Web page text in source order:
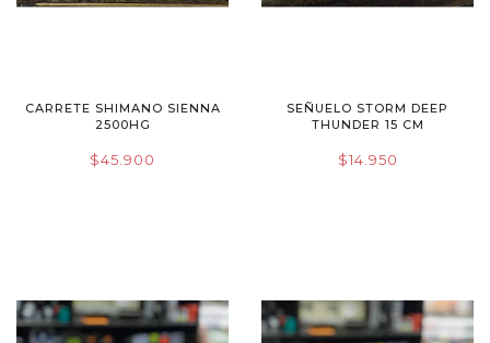
CARRETE SHIMANO SIENNA
2500HG
$45.900
SEÑUELO STORM DEEP
THUNDER 15 CM
$14.950